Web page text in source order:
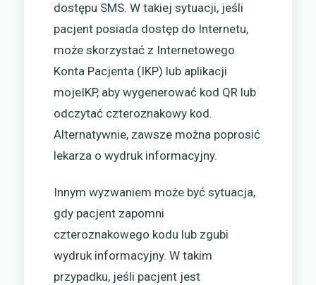
dostępu SMS. W takiej sytuacji, jeśli
pacjent posiada dostęp do Internetu,
może skorzystać z Internetowego
Konta Pacjenta (IKP) lub aplikacji
mojeIKP, aby wygenerować kod QR lub
odczytać czteroznakowy kod.
Alternatywnie, zawsze można poprosić
lekarza o wydruk informacyjny.
Innym wyzwaniem może być sytuacja,
gdy pacjent zapomni
czteroznakowego kodu lub zgubi
wydruk informacyjny. W takim
przypadku, jeśli pacjent jest